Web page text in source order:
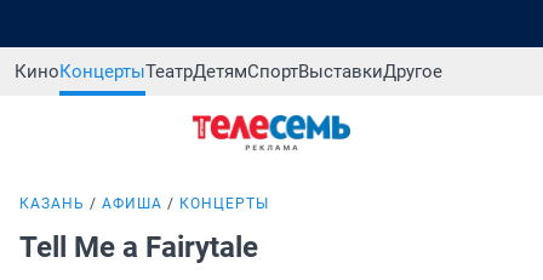
КиноКонцертыТеатрДетямСпортВыставкиДругое
КАЗАНЬ АФИША КОНЦЕРТЫ
Tell Me a Fairytale